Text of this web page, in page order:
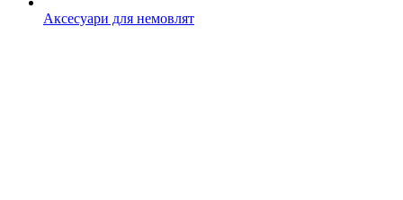
Аксесуари для немовлят